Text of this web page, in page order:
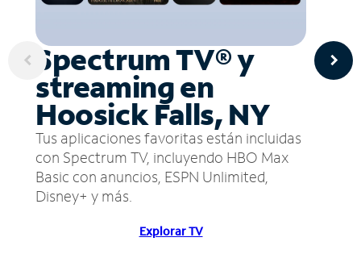
Spectrum TV® y
streaming en
Hoosick Falls, NY
Tus aplicaciones favoritas están incluidas
con Spectrum TV, incluyendo HBO Max
Basic con anuncios, ESPN Unlimited,
Disney+ y más.
Explorar TV